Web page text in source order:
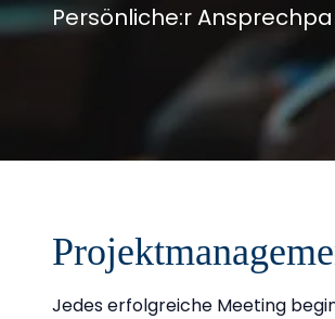
Persönliche:r
Jedes erfolgreiche Meeting